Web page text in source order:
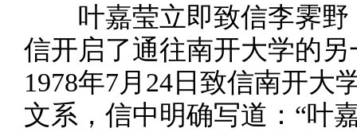
叶嘉莹立即致信李霁
信开启了通往南开大学的
1978年7月24日致信南开大
文系，信中明确写道：“叶